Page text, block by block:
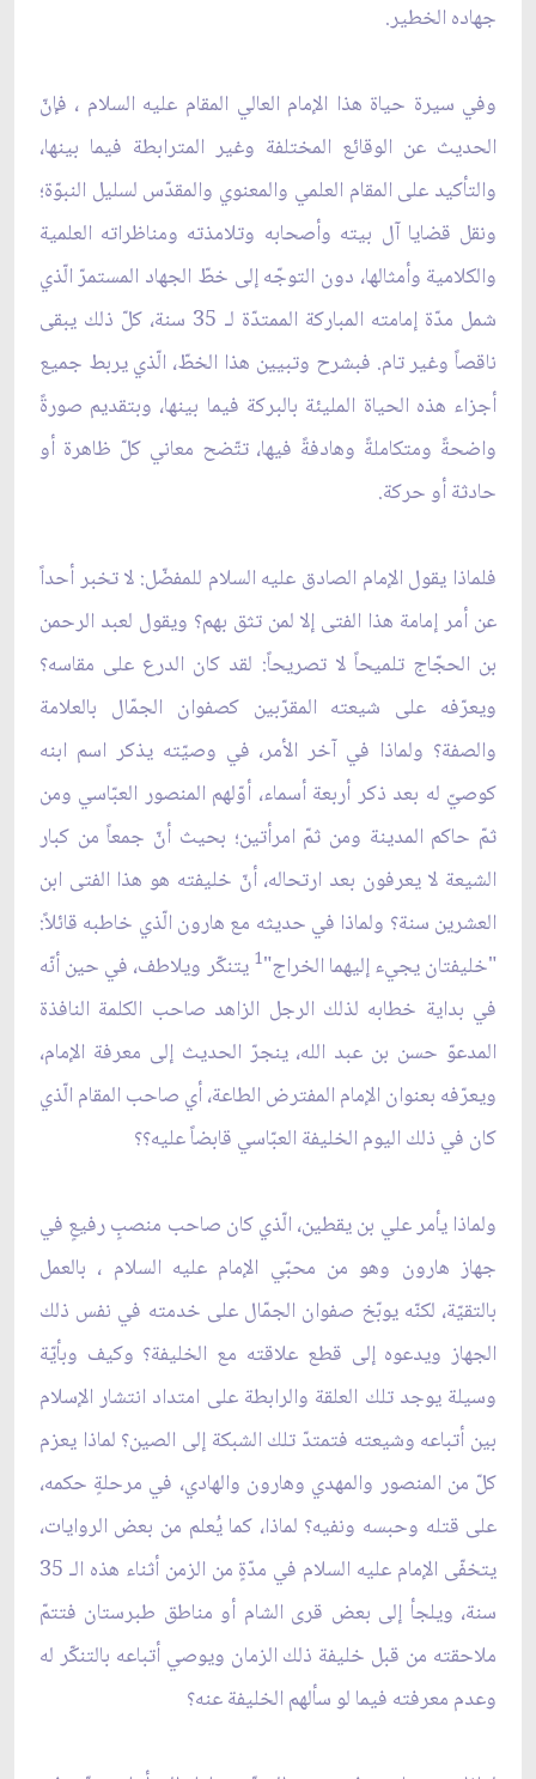
جهاده الخطير.
وفي سيرة حياة هذا الإمام العالي المقام عليه السلام ، فإنّ
الحديث عن الوقائع المختلفة وغير المترابطة فيما بينها،
والتأكيد على المقام العلمي والمعنوي والمقدّس لسليل النبوّة؛
ونقل قضايا آل بيته وأصحابه وتلامذته ومناظراته العلمية
والكلامية وأمثالها، دون التوجّه إلى خطّ الجهاد المستمرّ الّذي
شمل مدّة إمامته المباركة الممتدّة لـ 35 سنة، كلّ ذلك يبقى
ناقصاً وغير تام. فبشرح وتبيين هذا الخطّ، الّذي يربط جميع
أجزاء هذه الحياة المليئة بالبركة فيما بينها، وبتقديم صورةً
واضحةً ومتكاملةً وهادفةً فيها، تتّضح معاني كلّ ظاهرة أو
حادثة أو حركة.
فلماذا يقول الإمام الصادق عليه السلام للمفضّل: لا تخبر أحداً
عن أمر إمامة هذا الفتى إلا لمن تثق بهم؟ ويقول لعبد الرحمن
بن الحجّاج تلميحاً لا تصريحاً: لقد كان الدرع على مقاسه؟
ويعرّفه على شيعته المقرّبين كصفوان الجمّال بالعلامة
والصفة؟ ولماذا في آخر الأمر، في وصيّته يذكر اسم ابنه
كوصيّ له بعد ذكر أربعة أسماء، أوّلهم المنصور العبّاسي ومن
ثمّ حاكم المدينة ومن ثمّ امرأتين؛ بحيث أنّ جمعاً من كبار
الشيعة لا يعرفون بعد ارتحاله، أنّ خليفته هو هذا الفتى ابن
العشرين سنة؟ ولماذا في حديثه مع هارون الّذي خاطبه قائلاً:
"خليفتان يجيء إليهما الخراج"1 يتنكّر ويلاطف، في حين أنّه
في بداية خطابه لذلك الرجل الزاهد صاحب الكلمة النافذة
المدعوّ حسن بن عبد الله، ينجرّ الحديث إلى معرفة الإمام،
ويعرّفه بعنوان الإمام المفترض الطاعة، أي صاحب المقام الّذي
كان في ذلك اليوم الخليفة العبّاسي قابضاً عليه؟؟
ولماذا يأمر علي بن يقطين، الّذي كان صاحب منصبٍ رفيعٍ في
جهاز هارون وهو من محبّي الإمام عليه السلام ، بالعمل
بالتقيّة، لكنّه يوبّخ صفوان الجمّال على خدمته في نفس ذلك
الجهاز ويدعوه إلى قطع علاقته مع الخليفة؟ وكيف وبأيّة
وسيلة يوجد تلك العلقة والرابطة على امتداد انتشار الإسلام
بين أتباعه وشيعته فتمتدّ تلك الشبكة إلى الصين؟ لماذا يعزم
كلّ من المنصور والمهدي وهارون والهادي، في مرحلةٍ حكمه،
على قتله وحبسه ونفيه؟ لماذا، كما يُعلم من بعض الروايات،
يتخفّى الإمام عليه السلام في مدّةٍ من الزمن أثناء هذه الـ 35
سنة، ويلجأ إلى بعض قرى الشام أو مناطق طبرستان فتتمّ
ملاحقته من قبل خليفة ذلك الزمان ويوصي أتباعه بالتنكّر له
وعدم معرفته فيما لو سألهم الخليفة عنه؟